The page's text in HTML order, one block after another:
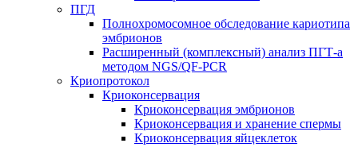
ПГД
Полнохромосомное обследование кариотипа
эмбрионов
Расширенный (комплексный) анализ ПГТ-а
методом NGS/QF-PCR
Криопротокол
Криоконсервация
Криоконсервация эмбрионов
Криоконсервация и хранение спермы
Криоконсервация яйцеклеток